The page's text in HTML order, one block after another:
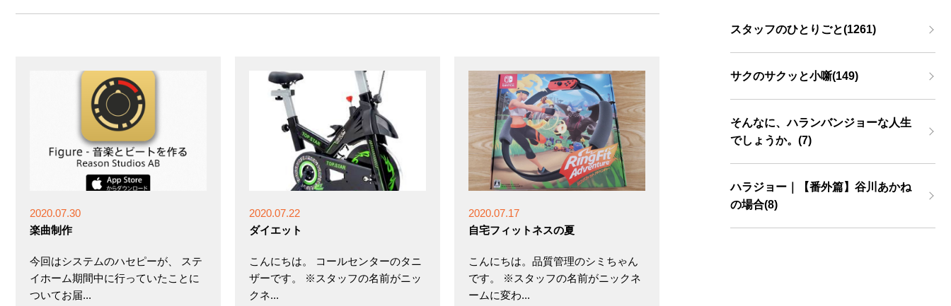
2020.07.30
楽曲制作
今回はシステムのハセピーが、 ステ
イホーム期間中に行っていたことに
ついてお届...
2020.07.22
ダイエット
こんにちは。 コールセンターのタニ
ザーです。 ※スタッフの名前がニッ
クネ...
2020.07.17
自宅フィットネスの夏
こんにちは。品質管理のシミちゃん
です。 ※スタッフの名前がニックネ
ームに変わ...
スタッフのひとりごと(1261)
サクのサクッと小噺(149)
そんなに、ハランバンジョーな人生
でしょうか。(7)
ハラジョー｜【番外篇】谷川あかね
の場合(8)